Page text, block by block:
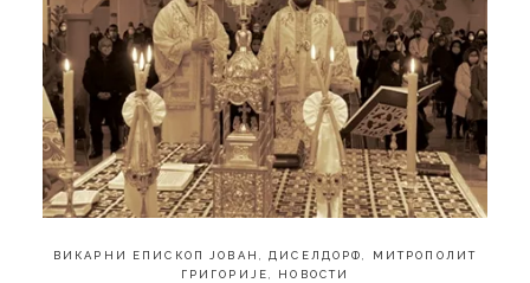
ВИКАРНИ ЕПИСКОП ЈОВАН ,ДИСЕЛДОРФ,
МИТРОПОЛИТ
ГРИГОРИЈЕ, НОВОСТИ